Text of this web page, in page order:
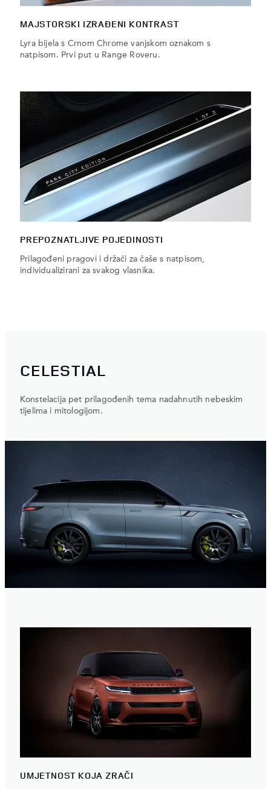
MAJSTORSKI IZRAĐENI KONTRAST
Lyra bijela s Crnom Chrome vanjskom oznakom s
natpisom. Prvi put u Range Roveru.
PREPOZNATLJIVE POJEDINOSTI
Prilagođeni pragovi i držači za čaše s natpisom,
individualizirani za svakog vlasnika.
CELESTIAL
Konstelacija pet prilagođenih tema nadahnutih nebeskim
tijelima i mitologijom.
UMJETNOST KOJA ZRAČI